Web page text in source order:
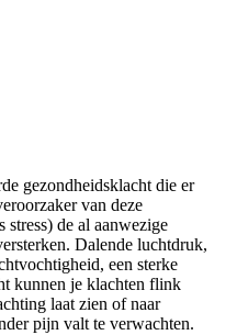
gezondheidsklacht die er
van deze
stress) de al aanwezige
Dalende luchtdruk,
een sterke
kunnen je klachten flink
laat zien of naar
pijn valt te verwachten.